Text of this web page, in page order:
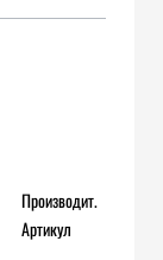
Производит.
Артикул